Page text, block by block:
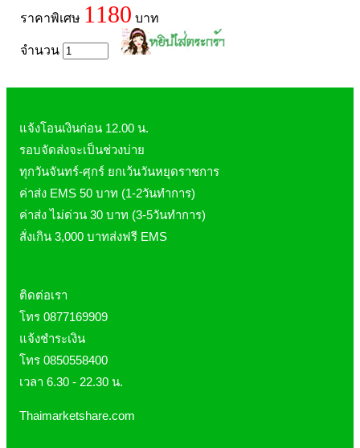
ราคาพิเศษ 1180 บาท
จำนวน
แจ้งโอนเงินก่อน 12.00 น.
รอบจัดส่งจะเป็นช่วงบ่าย
ทุกวันจันทร์-ศุกร์ ยกเว้นวันหยุดราชการ
ค่าส่ง EMS 50 บาท (1-2วันทำการ)
ค่าส่ง ไม่ด่วน 30 บาท (3-5วันทำการ)
สั่งเกิน 3,000 บาทส่งฟรี EMS
ติดต่อเรา
โทร 0877169909
แจ้งชำระเงิน
โทร 0850558400
เวลา 6.30 - 22.30 น.
Thaimarketshare.com